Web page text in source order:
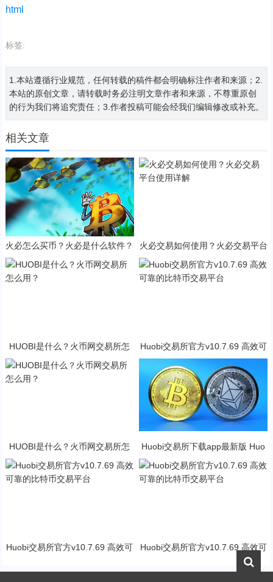
html
标签:
1.本站遵循行业规范，任何转载的稿件都会明确标注作者和来源；2.
本站的原创文章，请转载时务必注明文章作者和来源，不尊重原创
的行为我们将追究责任；3.作者投稿可能会经我们编辑修改或补充。
相关文章
火必怎么买币？火必是什么软件？
火必交易如何使用？火必交易平台
使用详解
HUOBI是什么？火币网交易所怎
Huobi交易所官方v10.7.69 高效可
靠的比特币交易平台
HUOBI是什么？火币网交易所怎
么用？
Huobi交易所下载app最新版 Huo
bi交易所2023官方版下载
Huobi交易所官方v10.7.69 高效可
Huobi交易所官方v10.7.69 高效可